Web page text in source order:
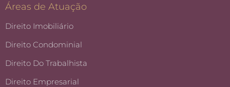
Áreas de Atuação
Direito Imobiliário
Direito Condominial
Direito Do Trabalhista
Direito Empresarial